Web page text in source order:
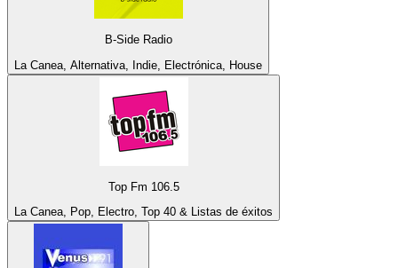
B-Side Radio
La Canea, Alternativa, Indie, Electrónica, House
Top Fm 106.5
La Canea, Pop, Electro, Top 40 & Listas de éxitos